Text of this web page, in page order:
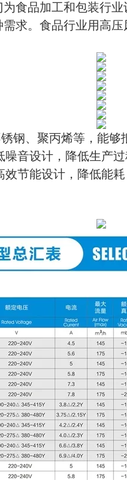
食品加工和包装行
求。食品行业用高
钢、聚丙烯等，能
音设计，降低生产
效节能设计，降低能耗